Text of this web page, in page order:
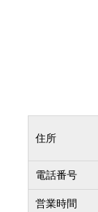
住所
電話番号
営業時間